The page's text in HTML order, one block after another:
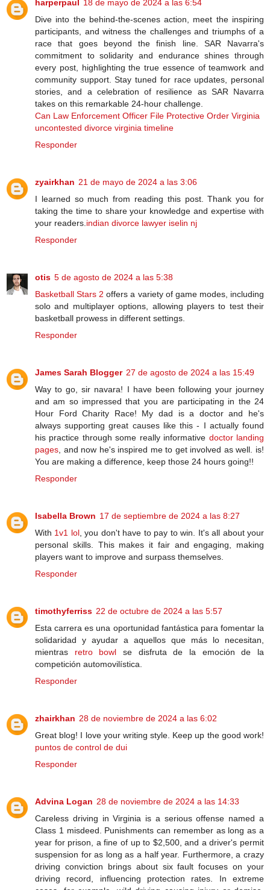
harperpaul 18 de mayo de 2024 a las 6:54
Dive into the behind-the-scenes action, meet the inspiring
participants, and witness the challenges and triumphs of a
race that goes beyond the finish line. SAR Navarra's
commitment to solidarity and endurance shines through
every post, highlighting the true essence of teamwork and
community support. Stay tuned for race updates, personal
stories, and a celebration of resilience as SAR Navarra
takes on this remarkable 24-hour challenge.
Can Law Enforcement Officer File Protective Order Virginia
uncontested divorce virginia timeline
Responder
zyairkhan 21 de mayo de 2024 a las 3:06
I learned so much from reading this post. Thank you for
taking the time to share your knowledge and expertise with
your readers. indian divorce lawyer iselin nj
Responder
otis 5 de agosto de 2024 a las 5:38
Basketball Stars 2 offers a variety of game modes, including
solo and multiplayer options, allowing players to test their
basketball prowess in different settings.
Responder
James Sarah Blogger 27 de agosto de 2024 a las 15:49
Way to go, sir navara! I have been following your journey
and am so impressed that you are participating in the 24
Hour Ford Charity Race! My dad is a doctor and he's
always supporting great causes like this - I actually found
his practice through some really informative doctor landing
pages , and now he's inspired me to get involved as well. is!
You are making a difference, keep those 24 hours going!!
Responder
Isabella Brown 17 de septiembre de 2024 a las 8:27
With 1v1 lol, you don't have to pay to win. It's all about your
personal skills. This makes it fair and engaging, making
players want to improve and surpass themselves.
Responder
timothyferriss 22 de octubre de 2024 a las 5:57
Esta carrera es una oportunidad fantástica para fomentar la
solidaridad y ayudar a aquellos que más lo necesitan,
mientras retro bowl se disfruta de la emoción de la
competición automovilística.
Responder
zhairkhan 28 de noviembre de 2024 a las 6:02
Great blog! I love your writing style. Keep up the good work!
puntos de control de dui
Responder
Advina Logan 28 de noviembre de 2024 a las 14:33
Careless driving in Virginia is a serious offense named a
Class 1 misdeed. Punishments can remember as long as a
year for prison, a fine of up to $2,500, and a driver's permit
suspension for as long as a half year. Furthermore, a crazy
driving conviction brings about six fault focuses on your
driving record, influencing protection rates. In extreme